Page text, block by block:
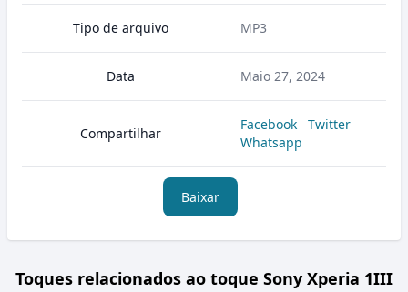
Tipo de arquivo MP3
Data Maio 27, 2024
Compartilhar
Facebook
Twitter
Whatsapp
Baixar
Toques relacionados ao toque Sony Xperia 1III